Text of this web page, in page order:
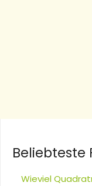
Beliebteste
Wieviel